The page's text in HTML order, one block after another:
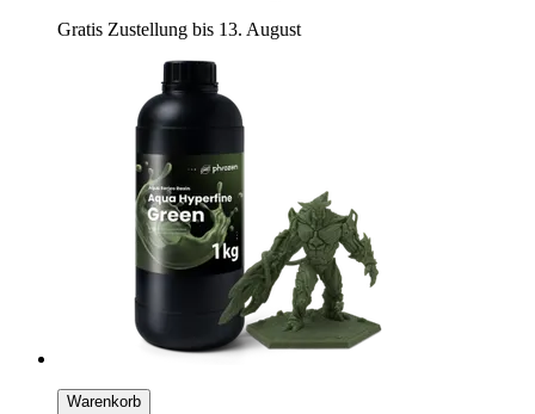
Gratis Zustellung bis 13. August
Warenkorb